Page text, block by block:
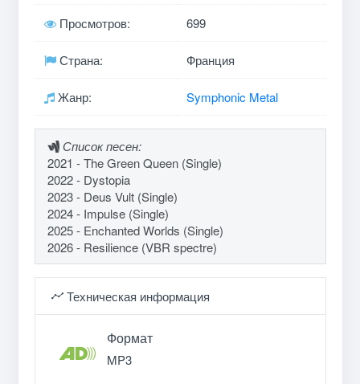
Просмотров: 699
Страна: Франция
Жанр: Symphonic Metal
Список песен:
2021 - The Green Queen (Single)
2022 - Dystopia
2023 - Deus Vult (Single)
2024 - Impulse (Single)
2025 - Enchanted Worlds (Single)
2026 - Resilience (VBR spectre)
Техническая информация
Формат
MP3